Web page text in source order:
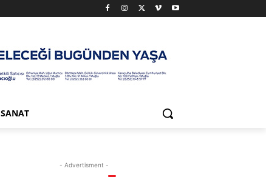
SANAT
- Advertisment -